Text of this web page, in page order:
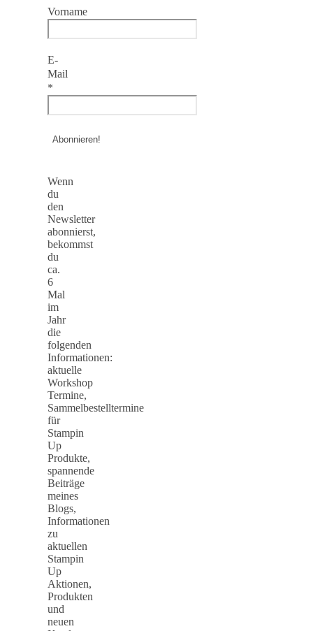
Vorname
E-
Mail
*
Wenn
du
den
Newsletter
abonnierst,
bekommst
du
ca.
6
Mal
im
Jahr
die
folgenden
Informationen:
aktuelle
Workshop
Termine,
Sammelbestelltermine
für
Stampin
Up
Produkte,
spannende
Beiträge
meines
Blogs,
Informationen
zu
aktuellen
Stampin
Up
Aktionen,
Produkten
und
neuen